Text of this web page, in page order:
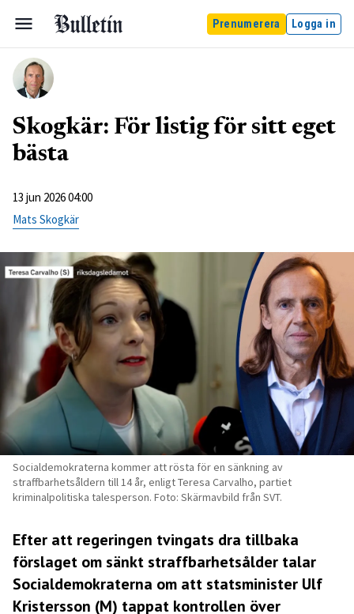
Prenumerera Logga in
Skogkär: För listig för sitt eget
bästa
13 jun 2026 04:00
Mats Skogkär
Socialdemokraterna kommer att rösta för en sänkning av
straffbarhetsåldern till 14 år, enligt Teresa Carvalho, partiet
kriminalpolitiska talesperson. Foto: Skärmavbild från SVT.
Efter att regeringen tvingats dra tillbaka
förslaget om sänkt straffbarhetsålder talar
Socialdemokraterna om att statsminister Ulf
Kristersson (M) tappat kontrollen över